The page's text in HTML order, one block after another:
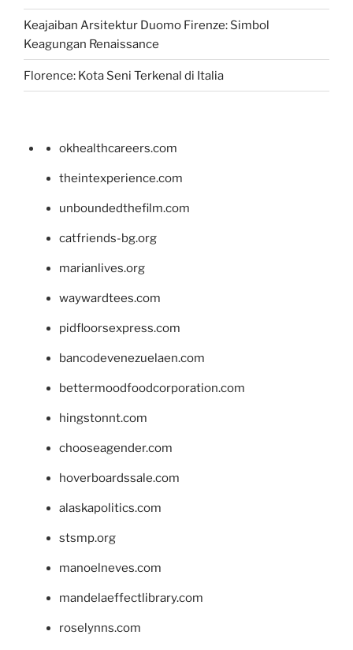
Keajaiban Arsitektur Duomo Firenze: Simbol
Keagungan Renaissance
Florence: Kota Seni Terkenal di Italia
okhealthcareers.com
theintexperience.com
unboundedthefilm.com
catfriends-bg.org
marianlives.org
waywardtees.com
pidfloorsexpress.com
bancodevenezuelaen.com
bettermoodfoodcorporation.com
hingstonnt.com
chooseagender.com
hoverboardssale.com
alaskapolitics.com
stsmp.org
manoelneves.com
mandelaeffectlibrary.com
roselynns.com